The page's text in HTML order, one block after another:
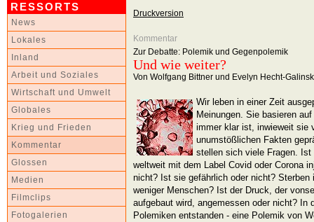
RESSORTS
News
Lokales
Inland
Arbeit und Soziales
Wirtschaft und Umwelt
Globales
Krieg und Frieden
Kommentar
Glossen
Medien
Filmclips
Fotogalerien
Druckversion
Kommentar
Zur Debatte: Polemik und Gegenpolemik
Und wie weiter?
Von Wolfgang Bittner und Evelyn Hecht-
Wir leben in einer Zeit
Meinungen. Sie basieren
immer klar ist, inwieweit sie
unumstößlichen Fakten
stellen sich viele Fragen.
weltweit mit dem Label Covid oder Corona
nicht? Ist sie gefährlich oder nicht? Sterben
weniger Menschen? Ist der Druck, der
aufgebaut wird, angemessen oder nicht? In
Polemiken entstanden - eine Polemik von